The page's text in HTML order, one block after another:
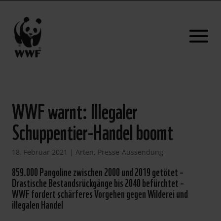
WWF warnt: Illegaler
Schuppentier-Handel boomt
18. Februar 2021 | Arten, Presse-Aussendung
859.000 Pangoline zwischen 2000 und 2019 getötet –
Drastische Bestandsrückgänge bis 2040 befürchtet –
WWF fordert schärferes Vorgehen gegen Wilderei und
illegalen Handel